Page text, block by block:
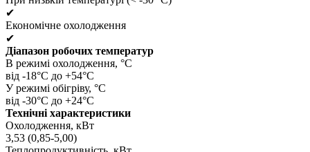
✔
Економічне охолодження
✔
Діапазон робочих температур
В режимі охолодження, °C
від -18°C до +54°C
У режимі обігріву, °C
від -30°C до +24°C
Технічні характеристики
Охолодження, кВт
3,53 (0,85-5,00)